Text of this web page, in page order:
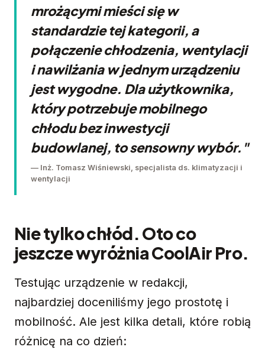
mrożącymi mieści się w
standardzie tej kategorii, a
połączenie chłodzenia, wentylacji
i nawilżania w jednym urządzeniu
jest wygodne. Dla użytkownika,
który potrzebuje mobilnego
chłodu bez inwestycji
budowlanej, to sensowny wybór."
— Inż. Tomasz Wiśniewski, specjalista ds. klimatyzacji i
wentylacji
Nie tylko chłód. Oto co
jeszcze wyróżnia CoolAir Pro.
Testując urządzenie w redakcji,
najbardziej doceniliśmy jego prostotę i
mobilność. Ale jest kilka detali, które robią
różnicę na co dzień: